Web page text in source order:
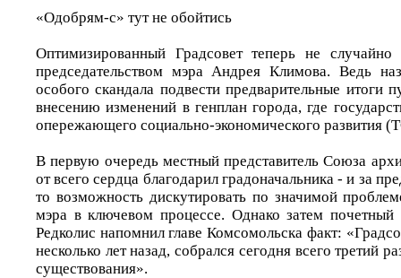
«Одобрям-с» тут не обойтись
Оптимизированный Градсовет теперь не
председательством мэра Андрея Климова. Ведь
особого скандала подвести предварительные итоги
внесению изменений в генплан города, где
опережающего социально-экономического развития
В первую очередь местный представитель Союза
от всего сердца благодарил градоначальника - и за
то возможность дискутировать по значимой
мэра в ключевом процессе. Однако затем почетный
Редколис напомнил главе Комсомольска факт:
несколько лет назад, собрался сегодня всего третий
существования».